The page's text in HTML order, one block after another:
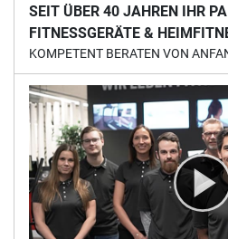
SEIT ÜBER 40 JAHREN IHR
FITNESSGERÄTE &
KOMPETENT BERATEN VON